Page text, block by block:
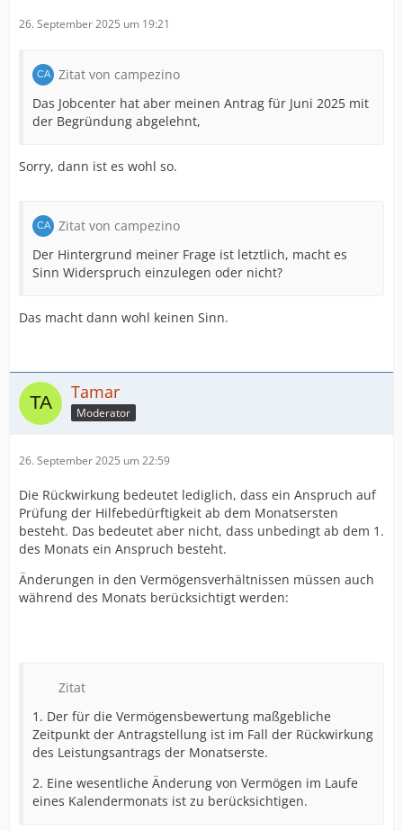
26. September 2025 um 19:21
Zitat von campezino
Das Jobcenter hat aber meinen Antrag für Juni 2025 mit
der Begründung abgelehnt,
Sorry, dann ist es wohl so.
Zitat von campezino
Der Hintergrund meiner Frage ist letztlich, macht es
Sinn Widerspruch einzulegen oder nicht?
Das macht dann wohl keinen Sinn.
Tamar
Moderator
26. September 2025 um 22:59
Die Rückwirkung bedeutet lediglich, dass ein Anspruch auf
Prüfung der Hilfebedürftigkeit ab dem Monatsersten
besteht. Das bedeutet aber nicht, dass unbedingt ab dem 1.
des Monats ein Anspruch besteht.
Änderungen in den Vermögensverhältnissen müssen auch
während des Monats berücksichtigt werden:
Zitat
1. Der für die Vermögensbewertung maßgebliche
Zeitpunkt der Antragstellung ist im Fall der Rückwirkung
des Leistungsantrags der Monatserste.
2. Eine wesentliche Änderung von Vermögen im Laufe
eines Kalendermonats ist zu berücksichtigen.